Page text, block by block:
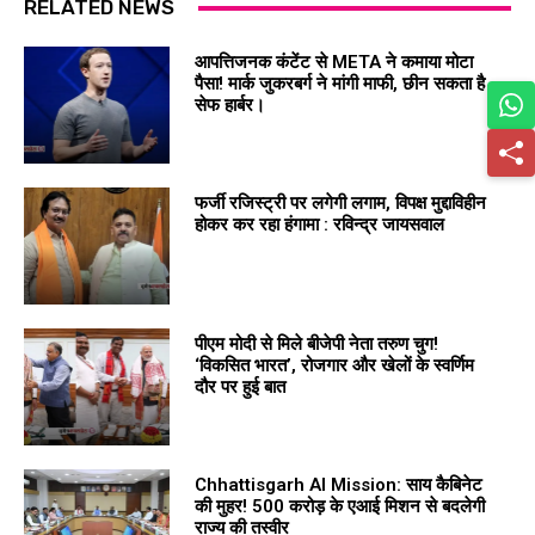
RELATED NEWS
आपत्तिजनक कंटेंट से META ने कमाया मोटा
पैसा! मार्क जुकरबर्ग ने मांगी माफी, छीन सकता है
सेफ हार्बर।
फर्जी रजिस्ट्री पर लगेगी लगाम, विपक्ष मुद्दाविहीन
होकर कर रहा हंगामा : रविन्द्र जायसवाल
पीएम मोदी से मिले बीजेपी नेता तरुण चुग!
‘विकसित भारत’, रोजगार और खेलों के स्वर्णिम
दौर पर हुई बात
Chhattisgarh AI Mission: साय कैबिनेट
की मुहर! 500 करोड़ के एआई मिशन से बदलेगी
राज्य की तस्वीर